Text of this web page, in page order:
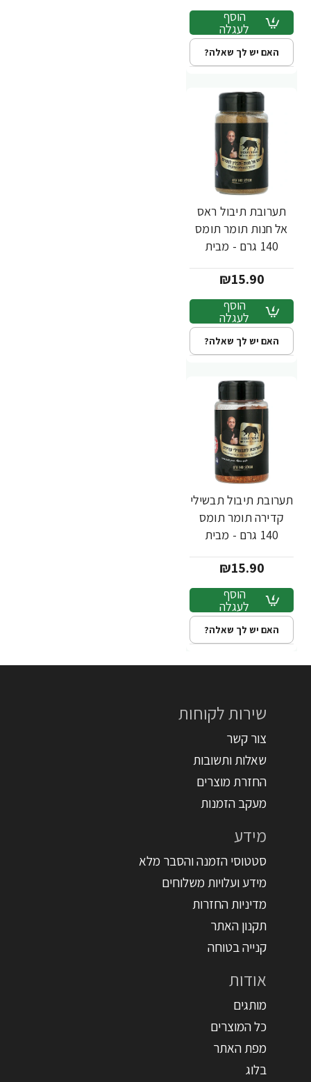
הוסף
לעגלה
האם יש לך שאלה?
תערובת תיבול ראס
אל חנות תומר תומס
140 גרם - מבית
₪15.90
הוסף
לעגלה
האם יש לך שאלה?
תערובת תיבול תבשילי
קדירה תומר תומס
140 גרם - מבית
₪15.90
הוסף
לעגלה
האם יש לך שאלה?
שירות לקוחות
צור קשר
שאלות ותשובות
החזרת מוצרים
מעקב הזמנות
מידע
סטטוסי הזמנה והסבר מלא
מידע ועלויות משלוחים
מדיניות החזרות
תקנון האתר
קנייה בטוחה
אודות
מותגים
כל המוצרים
מפת האתר
בלוג